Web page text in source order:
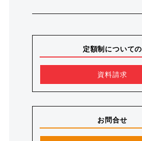
定額制についての
資料請求
お問合せ